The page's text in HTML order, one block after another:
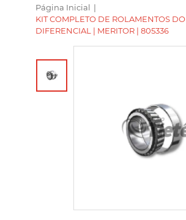
Página Inicial |
KIT COMPLETO DE ROLAMENTOS DO
DIFERENCIAL | MERITOR | 805336